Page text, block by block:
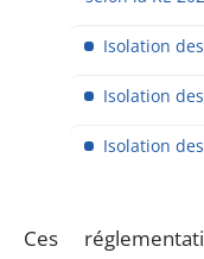
Isolation
Isolation
Isolation
Ces